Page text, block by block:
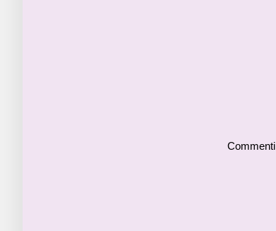
Commenti